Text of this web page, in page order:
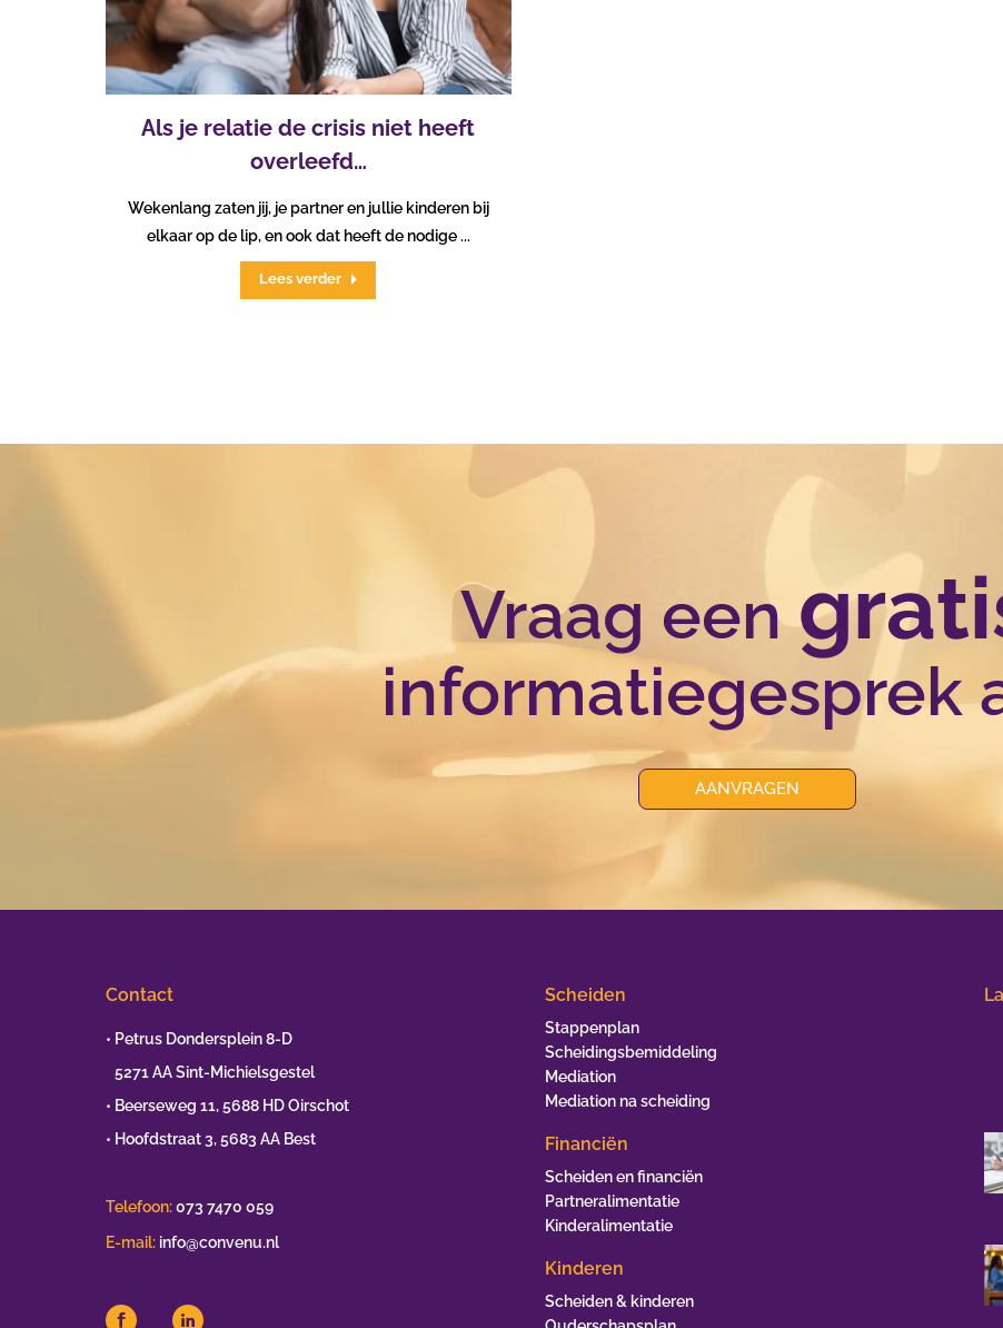
Als je relatie de crisis niet heeft
overleefd…
Wekenlang zaten jij, je partner en jullie kinderen bij
elkaar op de lip, en ook dat heeft de nodige ...
Lees verder
Vraag een
informatiegesprek
AANVRAGEN
Contact
• Petrus Dondersplein 8-D
5271 AA Sint-Michielsgestel
• Beerseweg 11, 5688 HD Oirschot
• Hoofdstraat 3, 5683 AA Best
Telefoon: 073 7470 059
E-mail: info@convenu.nl
Scheiden
Stappenplan
Scheidingsbemiddeling
Mediation
Mediation na scheiding
Financiën
Scheiden en financiën
Partneralimentatie
Kinderalimentatie
Kinderen
Scheiden & kinderen